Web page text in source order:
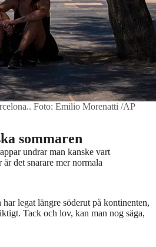
Foto: Emilio Morenatti /AP
sommaren
undrar man kanske vart
det snarare mer normala
legat längre söderut på kontinenten,
Tack och lov, kan man nog säga,